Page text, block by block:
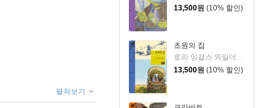
13,500원 (10% 할인)
초원의 집
로라 잉걸스 와일더 글/가스 윌리엄스 그림/김석희 역
13,500원 (10% 할인)
펼쳐보기